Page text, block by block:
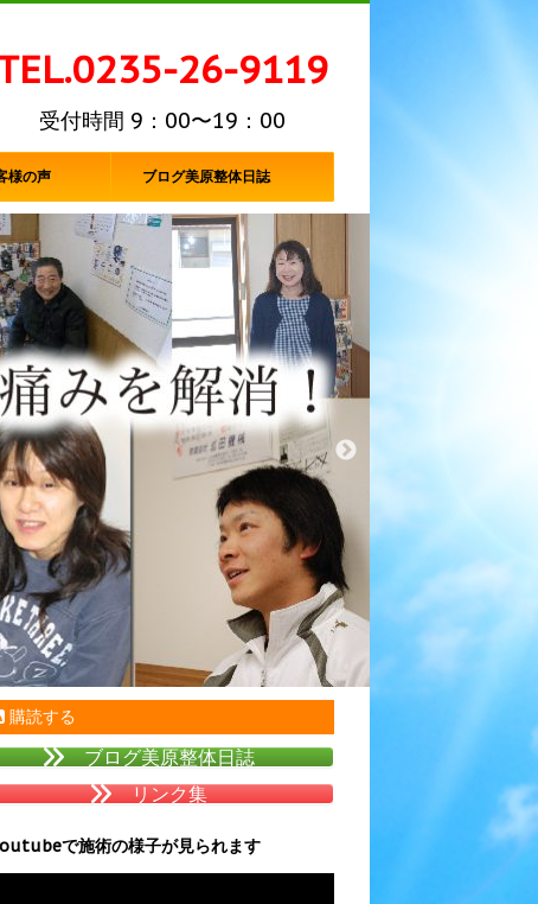
26-9119
受付時間 9：00〜19：00
様の声 ブログ美原整体日誌
購読する
ブログ美原整体日誌
リンク集
で施術の様子が見られます